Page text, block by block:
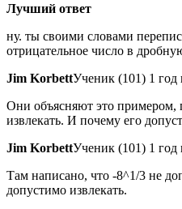
Лучший ответ
ну. ты своими словами
отрицательное число в
Jim KorbettУченик (101) 1 год
Они объясняют это примером,
извлекать. И почему его
Jim KorbettУченик (101) 1 год
Там написано, что -8^1/3 не
допустимо извлекать.